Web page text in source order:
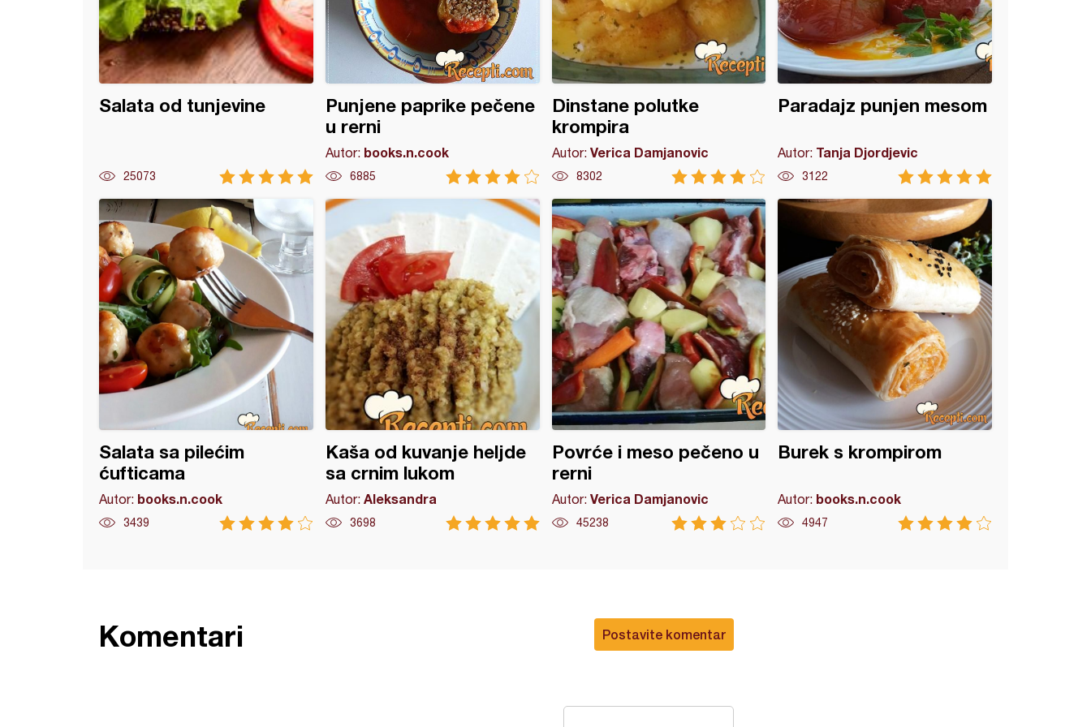
Salata od tunjevine
25073
Punjene paprike pečene
u rerni
Autor: books.n.cook
6885
Dinstane polutke
krompira
Autor: Verica Damjanovic
8302
Paradajz punjen mesom
Autor: Tanja Djordjevic
3122
Salata sa pilećim
ćufticama
Autor: books.n.cook
3439
Kaša od kuvanje heljde
sa crnim lukom
Autor: Aleksandra
3698
Povrće i meso pečeno u
rerni
Autor: Verica Damjanovic
45238
Burek s krompirom
Autor: books.n.cook
4947
Postavite komentar
Komentari